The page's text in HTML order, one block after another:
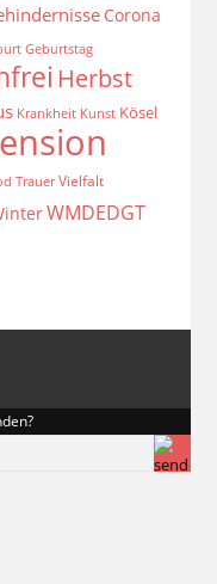
Corona
Geburtstag
Herbst
Krankheit Kunst Kösel
Trauer Vielfalt
WMDEDGT